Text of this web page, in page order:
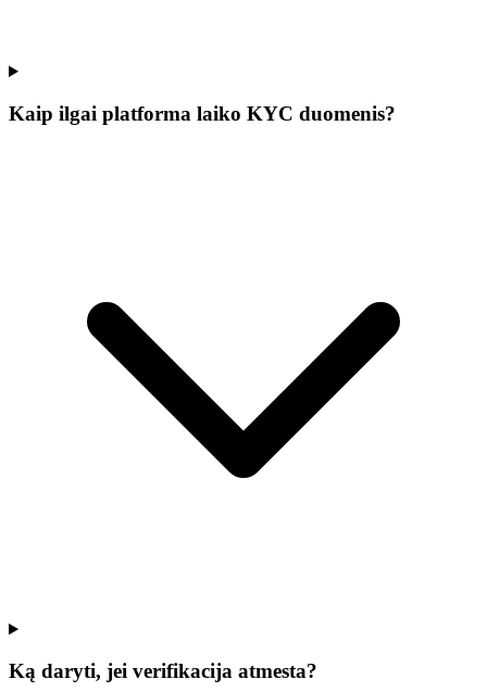
Kaip ilgai platforma laiko KYC duomenis?
Ką daryti, jei verifikacija atmesta?